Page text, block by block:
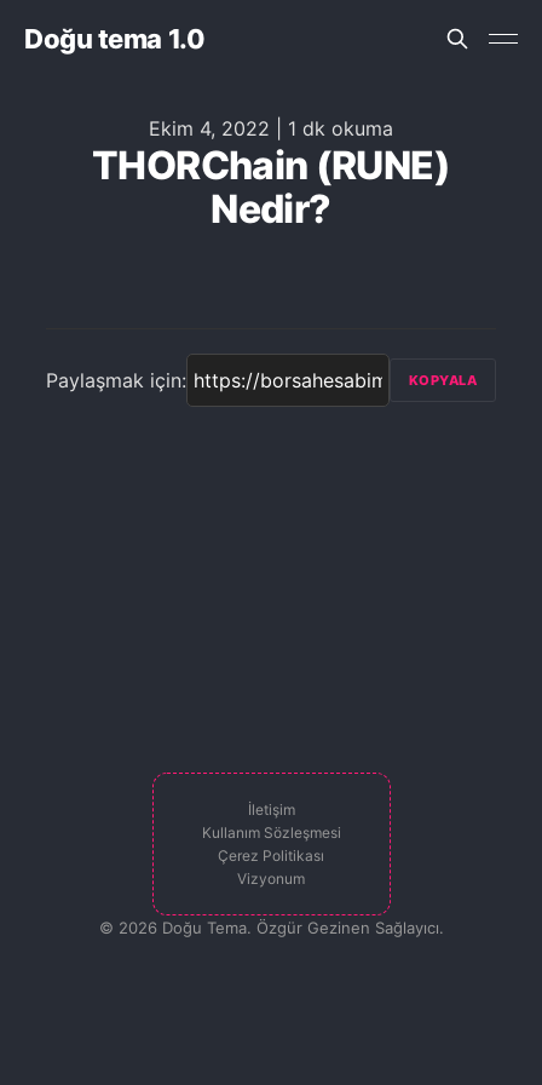
Doğu tema 1.0
Ekim 4, 2022 1 dk okuma
THORChain (RUNE)
Nedir?
Paylaşmak için: KOPYALA
İletişim
Kullanım Sözleşmesi
Çerez Politikası
Vizyonum
© 2026 Doğu Tema. Özgür Gezinen Sağlayıcı.